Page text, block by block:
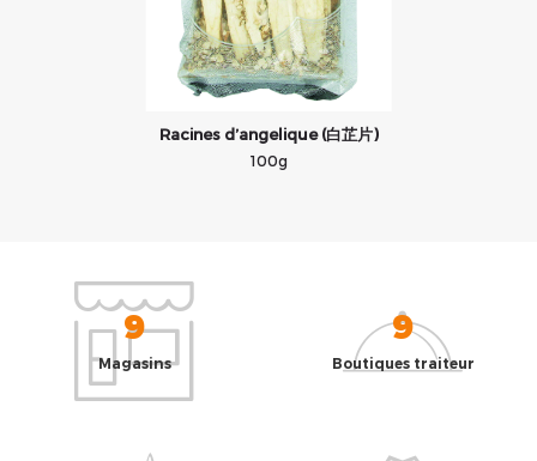
Racines d’angelique (白芷片)
100g
9
Magasins
9
Boutiques traiteur